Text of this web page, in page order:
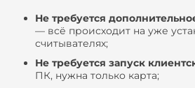
Не требуется
— всё происходит на уже
считывателях;
Не требуется запуск
ПК, нужна только карта;